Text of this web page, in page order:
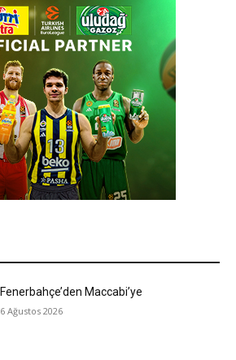
Fenerbahçe’den Maccabi’ye
6 Ağustos 2026